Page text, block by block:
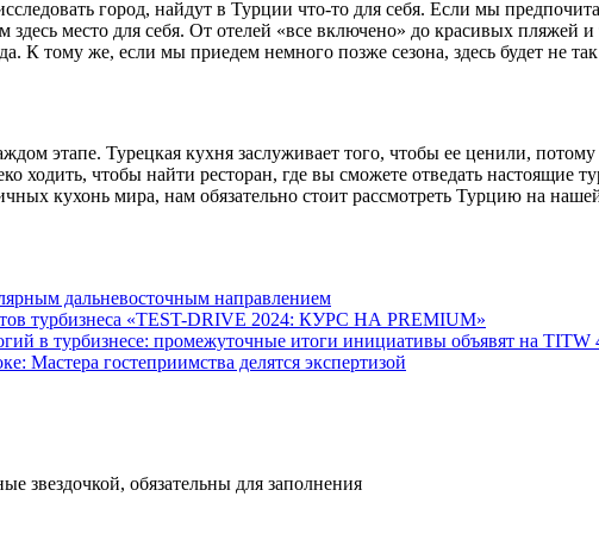
город, найдут в Турции что-то для себя. Если мы
место для себя. От отелей «все включено» до красивых пляжей
К тому же, если мы приедем немного позже сезона, здесь будет не
этапе. Турецкая кухня заслуживает того, чтобы ее ценили,
ходить, чтобы найти ресторан, где вы сможете отведать настоящие
кухонь мира, нам обязательно стоит рассмотреть Турцию на
дальневосточным направлением
турбизнеса «TEST-DRIVE 2024: КУРС НА PREMIUM»
в турбизнесе: промежуточные итоги инициативы объявят на
Мастера гостеприимства делятся экспертизой
звездочкой, обязательны для заполнения